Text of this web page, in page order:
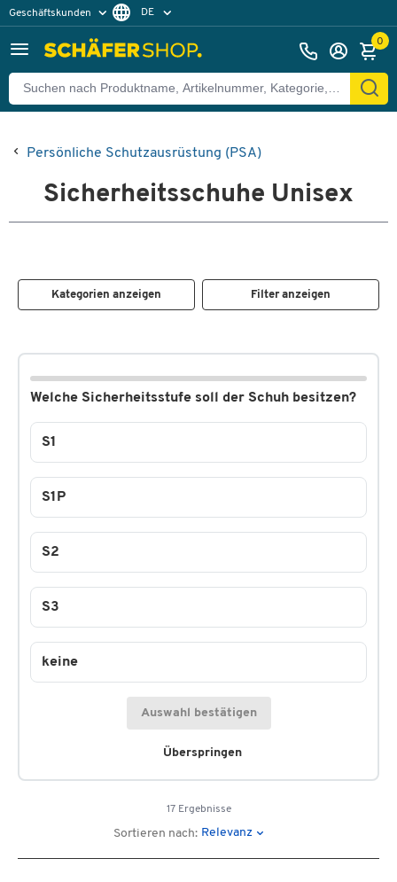
Geschäftskunden DE
0
Persönliche Schutzausrüstung (PSA)
Sicherheitsschuhe Unisex
Kategorien anzeigen Filter anzeigen
Welche Sicherheitsstufe soll der Schuh besitzen?
Überspringen
S1
S1P
S2
S3
keine
Auswahl bestätigen
17 Ergebnisse
Sortieren nach: Relevanz